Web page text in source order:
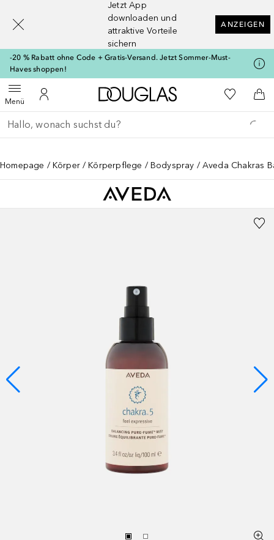
Jetzt App
downloaden und
attraktive Vorteile
sichern
ANZEIGEN
-20 % Rabatt ohne Code + Gratis-Versand. Jetzt Sommer-Must-
Haves shoppen!
MenüMenü öffnenZu Meinem Kundenkonto
Zur Douglas Startseite
Zu Meiner
Gehe zurück
Suche ausführen
Homepage Körper Körperpflege Bodyspray Aveda Chakras
[navigation.slideout.screenreader]